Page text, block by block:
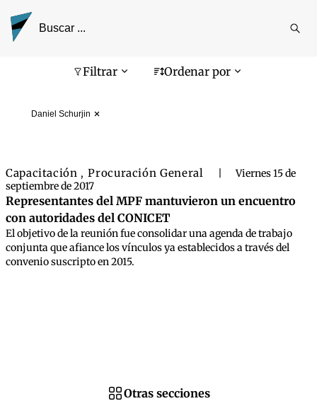
Filtrar Ordenar por
Daniel Schurjin
Pantalla de búsqueda
Capacitación , Procuración General
Viernes 15 de
septiembre de 2017
Representantes del MPF mantuvieron un encuentro
con autoridades del CONICET
El objetivo de la reunión fue consolidar una agenda de trabajo
conjunta que afiance los vínculos ya establecidos a través del
convenio suscripto en 2015.
Otras secciones